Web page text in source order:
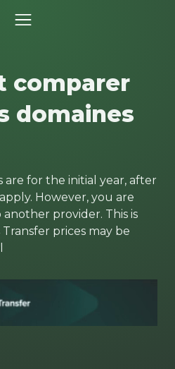
comparer
domaines
are for the initial year, after
However, you are
provider. This is
prices may be